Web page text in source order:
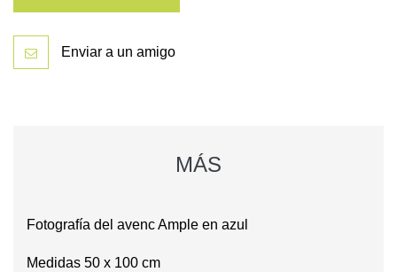
Enviar a un amigo
MÁS
Fotografía del avenc Ample en azul
Medidas 50 x 100 cm